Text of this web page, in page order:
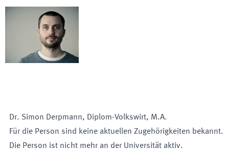
Dr. Simon Derpmann, Diplom-Volkswirt, M.A.
Für die Person sind keine aktuellen Zugehörigkeiten bekannt.
Die Person ist nicht mehr an der Universität aktiv.